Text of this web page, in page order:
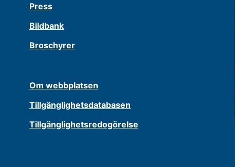
Press
Bildbank
Broschyrer
Om webbplatsen
Tillgänglighetsdatabasen
Tillgänglighetsredogörelse